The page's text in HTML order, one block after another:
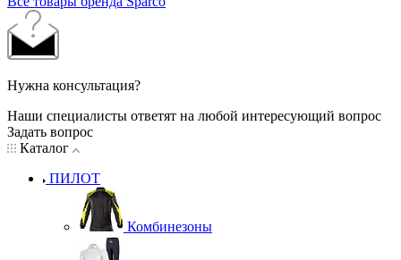
Нужна консультация?
Наши специалисты ответят на любой интересующий вопрос
Задать вопрос
Каталог
ПИЛОТ
Комбинезоны